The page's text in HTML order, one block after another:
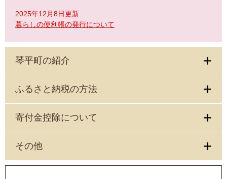
2025年12月8日更新
暮らしの便利帳の発行について
琴平町の紹介
ふるさと納税の方法
寄付金控除について
その他